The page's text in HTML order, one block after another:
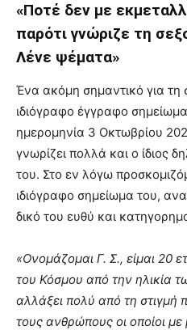
«Ποτέ δεν με
παρότι γνώριζε τη
Λένε ψέματα»
Ένα ακόμη σημαντικό για τη
ιδιόγραφο έγγραφο
ημερομηνία 3 Οκτωβρίου
γνωρίζει πολλά και ο ίδιος
του. Στο εν λόγω
ιδιόγραφο σημείωμα του,
δικό του ευθύ και
«Ονομάζομαι Γ. Σ., είμαι 20
του Κόσμου από την ηλικία
αλλάξει πολύ από τη
τους ανθρώπους οι οποίοι